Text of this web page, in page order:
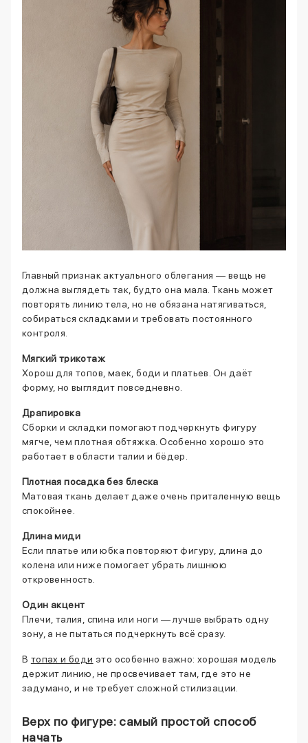
Главный признак актуального облегания — вещь не
должна выглядеть так, будто она мала. Ткань может
повторять линию тела, но не обязана натягиваться,
собираться складками и требовать постоянного
контроля.
Мягкий трикотаж
Хорош для топов, маек, боди и платьев. Он даёт
форму, но выглядит повседневно.
Драпировка
Сборки и складки помогают подчеркнуть фигуру
мягче, чем плотная обтяжка. Особенно хорошо это
работает в области талии и бёдер.
Плотная посадка без блеска
Матовая ткань делает даже очень приталенную вещь
спокойнее.
Длина миди
Если платье или юбка повторяют фигуру, длина до
колена или ниже помогает убрать лишнюю
откровенность.
Один акцент
Плечи, талия, спина или ноги — лучше выбрать одну
зону, а не пытаться подчеркнуть всё сразу.
В топах и боди это особенно важно: хорошая модель
держит линию, не просвечивает там, где это не
задумано, и не требует сложной стилизации.
Верх по фигуре: самый простой способ
начать